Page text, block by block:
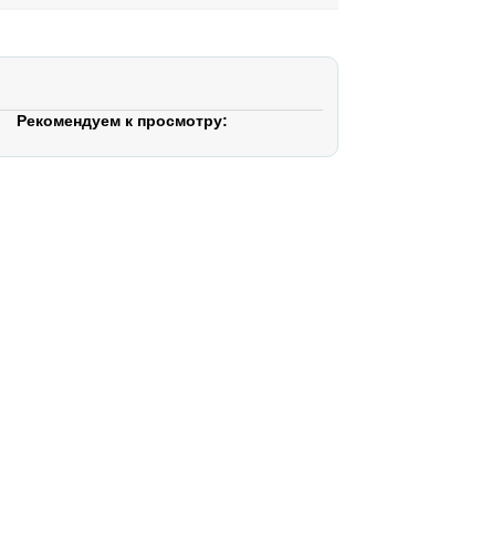
Рекомендуем к просмотру: